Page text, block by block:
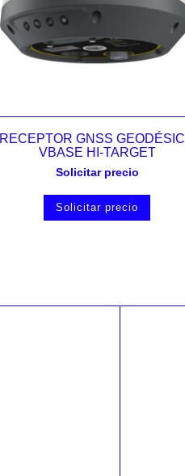
Vista rápida
RECEPTOR GNSS
VBASE HI-TARGET
Solicitar precio
Solicitar precio